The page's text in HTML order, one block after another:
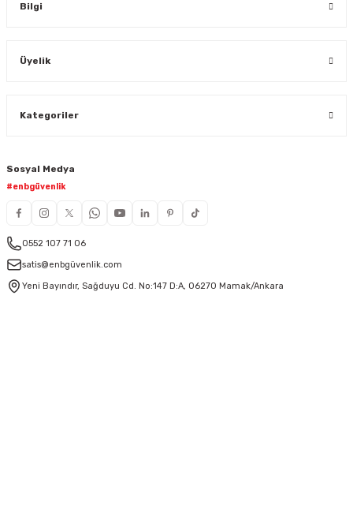
Bilgi
Üyelik
Kategoriler
Sosyal Medya
#enbgüvenlik
0552 107 71 06
satis@enbgüvenlik.com
Yeni Bayındır, Sağduyu Cd. No:147 D:A, 06270 Mamak/Ankara